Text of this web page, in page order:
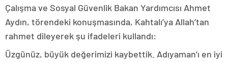
Çalışma ve Sosyal Güvenlik Bakan Yardımcısı Ahmet
Aydın, törendeki konuşmasında, Kahtalı’ya Allah’tan
rahmet dileyerek şu ifadeleri kullandı:
Üzgünüz, büyük değerimizi kaybettik. Adıyaman’ı en iyi